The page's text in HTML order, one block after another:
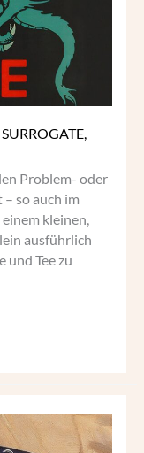
Problem- oder
so auch im
kleinen,
ausführlich
und Tee zu